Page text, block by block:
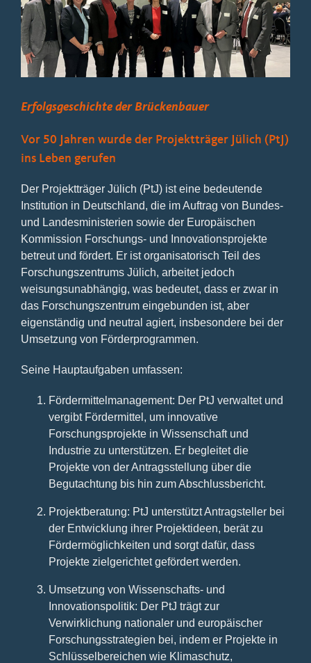
Bild
Erfolgsgeschichte der Brückenbauer
Vor 50 Jahren wurde der Projektträger Jülich (PtJ)
ins Leben gerufen
Der Projektträger Jülich (PtJ) ist eine bedeutende
Institution in Deutschland, die im Auftrag von Bundes-
und Landesministerien sowie der Europäischen
Kommission Forschungs- und Innovationsprojekte
betreut und fördert. Er ist organisatorisch Teil des
Forschungszentrums Jülich, arbeitet jedoch
weisungsunabhängig, was bedeutet, dass er zwar in
das Forschungszentrum eingebunden ist, aber
eigenständig und neutral agiert, insbesondere bei der
Umsetzung von Förderprogrammen.
Seine Hauptaufgaben umfassen:
Fördermittelmanagement: Der PtJ verwaltet und
vergibt Fördermittel, um innovative
Forschungsprojekte in Wissenschaft und
Industrie zu unterstützen. Er begleitet die
Projekte von der Antragsstellung über die
Begutachtung bis hin zum Abschlussbericht.
Projektberatung: PtJ unterstützt Antragsteller bei
der Entwicklung ihrer Projektideen, berät zu
Fördermöglichkeiten und sorgt dafür, dass
Projekte zielgerichtet gefördert werden.
Umsetzung von Wissenschafts- und
Innovationspolitik: Der PtJ trägt zur
Verwirklichung nationaler und europäischer
Forschungsstrategien bei, indem er Projekte in
Schlüsselbereichen wie Klimaschutz,